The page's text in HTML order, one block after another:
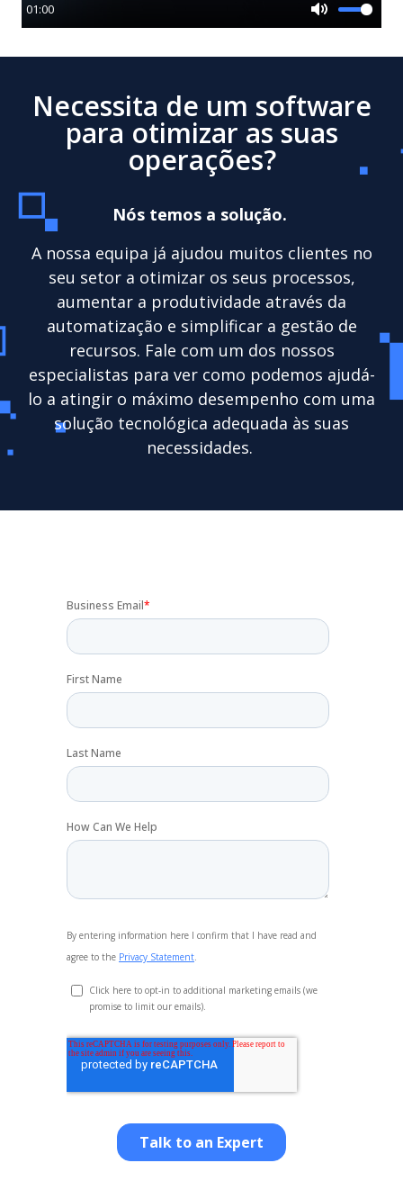
01:00
Mute
Necessita de um software
para otimizar as suas
operações?
Nós temos a solução.
A nossa equipa já ajudou muitos clientes no
seu setor a otimizar os seus processos,
aumentar a produtividade através da
automatização e simplificar a gestão de
recursos. Fale com um dos nossos
especialistas para ver como podemos ajudá-
lo a atingir o máximo desempenho com uma
solução tecnológica adequada às suas
necessidades.